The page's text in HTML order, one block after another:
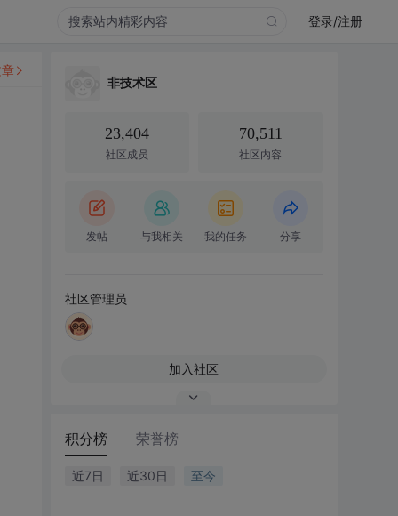
登录/注册
非技术区
23,404
社区成员
70,511
社区内容
发帖 与我相关 我的任务 分享
社区管理员
加入社区
积分榜 荣誉榜
近7日 近30日 至今